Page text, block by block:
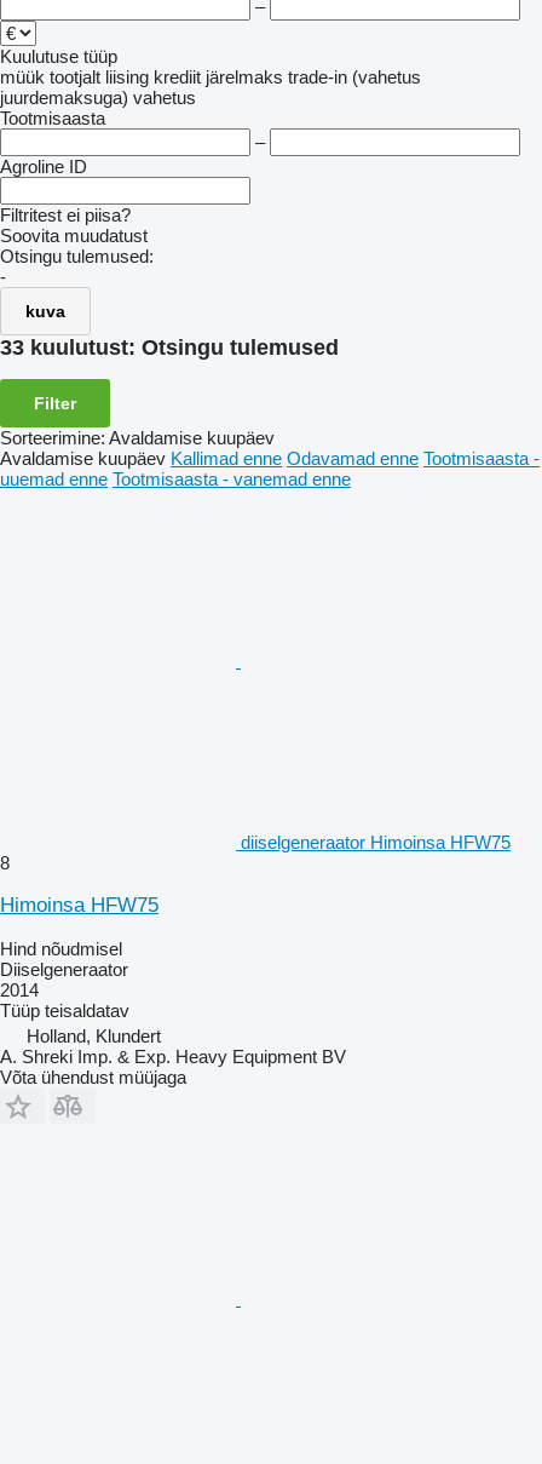
–
Kuulutuse tüüp
müük tootjalt liising krediit järelmaks trade-in (vahetus
juurdemaksuga) vahetus
Tootmisaasta
–
Agroline ID
Filtritest ei piisa?
Soovita muudatust
Otsingu tulemused:
-
kuva
33 kuulutust: Otsingu tulemused
Filter
Sorteerimine: Avaldamise kuupäev
Avaldamise kuupäev Kallimad enne Odavamad enne Tootmisaasta -
uuemad enne Tootmisaasta - vanemad enne
diiselgeneraator Himoinsa HFW75
8
Himoinsa HFW75
Hind nõudmisel
Diiselgeneraator
2014
Tüüp teisaldatav
Holland, Klundert
A. Shreki Imp. & Exp. Heavy Equipment BV
Võta ühendust müüjaga